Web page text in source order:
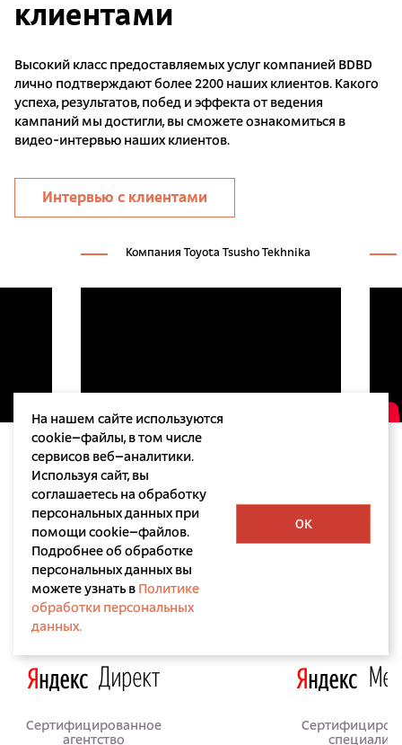
клиентами
Высокий класс предоставляемых услуг компанией BDBD
лично подтверждают более 2200 наших клиентов. Какого
успеха, результатов, побед и эффекта от ведения
кампаний мы достигли, вы сможете ознакомиться в
видео-интервью наших клиентов.
Интервью с клиентами
Компания Toyota Tsusho Tekhnika
Лицензии и сертификаты
Сертифицированное
агентство
На нашем сайте используются
cookie–файлы, в том числе
сервисов веб–аналитики.
Используя сайт, вы
соглашаетесь на обработку
персональных данных при
помощи cookie–файлов.
Подробнее об обработке
персональных данных вы
можете узнать в Политике
обработки персональных
данных.
OK